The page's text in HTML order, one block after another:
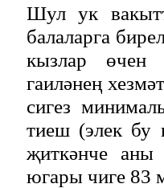
Шул ук
балаларга
кызлар өчен
гаиләнең
сигез
тиеш (элек бу
җиткәнче аны
югары чиге 83